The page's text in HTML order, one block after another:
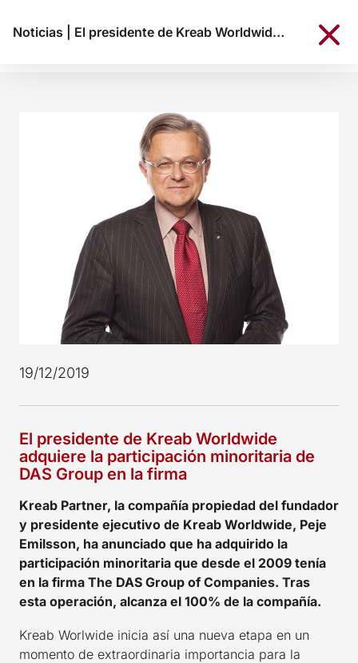
Noticias El presidente de Kreab Worldwide adquiere la participación minoritaria de DAS Group en la firma
19/12/2019
El presidente de Kreab Worldwide
adquiere la participación minoritaria de
DAS Group en la firma
Kreab Partner, la compañía propiedad del fundador
y presidente ejecutivo de Kreab Worldwide, Peje
Emilsson, ha anunciado que ha adquirido la
participación minoritaria que desde el 2009 tenía
en la firma The DAS Group of Companies. Tras
esta operación, alcanza el 100% de la compañía.
Kreab Worlwide inicia así una nueva etapa en un
momento de extraordinaria importancia para la